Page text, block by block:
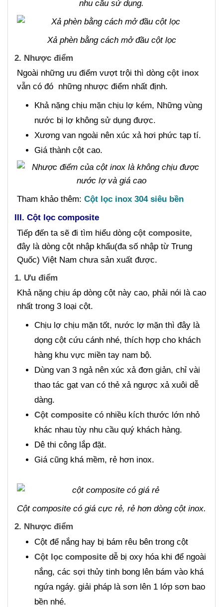
nhu cầu sử dụng.
Xả phèn bằng cách mở đầu cột lọc
2. Nhược điểm
Ngoài những ưu điểm vượt trội thì dòng cột inox
vẫn có đó những nhược điểm nhất định.
Khả nặng chịu mặn chịu lợ kém, Những vùng
nước bị lợ không sử dụng được.
Xương van ngoài nên xúc xả hơi phức tạp tí.
Giá thành cột cao.
Tham khảo thêm: Cột lọc inox 304 siêu bền
III. Cột lọc composite
Tiếp đến ta sẽ đi tìm hiểu dòng cột composite,
đây là dòng cột nhập khẩu(đa số nhập từ Trung
Quốc) Việt Nam chưa sản xuất được.
1. Ưu điểm
Khả nặng chịu áp dòng cột này cao, phải nói là cao
nhất trong 3 loại cột.
Chịu lợ chịu mặn tốt, nước lợ mặn thì đây là
dọng cột cứu cánh nhé, thích hợp cho khách
hàng khu vực miền tay nam bộ.
Dùng van 3 ngả nên xúc xả đơn giản, chỉ vài
thao tác gạt van có thẻ xả ngược xả xuôi dễ
dàng.
Cột composite có nhiều kích thước lớn nhỏ
khác nhau tùy nhu cầu quý khách hàng.
Dê thi công lắp đặt.
Giá cũng khá mềm, rẻ hơn inox.
Cột composite có giá cực rẻ, rẻ hơn dòng cột inox.
2. Nhược điểm
Cột để nắng hay bị bám rêu bên trong cột
Cột lọc composite dễ bị oxy hóa khi để ngoài
nắng, các sợi thủy tinh bong lên bám vào khá
ngứa ngáy. giải pháp là sơn lên 1 lớp sơn bao
bền nhé.